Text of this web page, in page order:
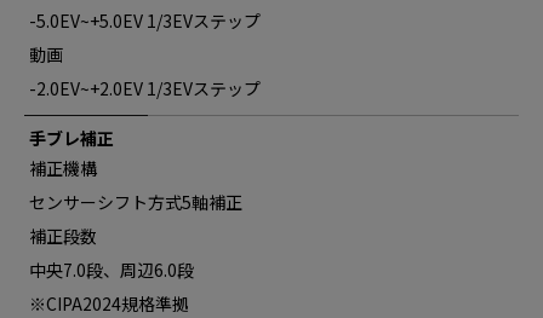
-5.0EV~+5.0EV 1/3EVステップ
動画
-2.0EV~+2.0EV 1/3EVステップ
手ブレ補正
補正機構
センサーシフト方式5軸補正
補正段数
中央7.0段、周辺6.0段
※CIPA2024規格準拠